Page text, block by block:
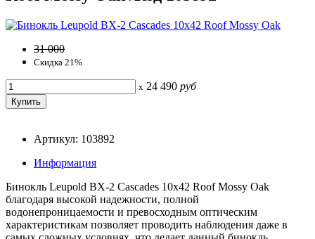
31 000
Скидка 21%
x 24 490 руб
Артикул: 103892
Информация
Бинокль Leupold BX-2 Cascades 10x42 Roof Mossy Oak
благодаря высокой надежности, полной
водонепроницаемости и превосходным оптическим
характеристикам позволяет проводить наблюдения даже в